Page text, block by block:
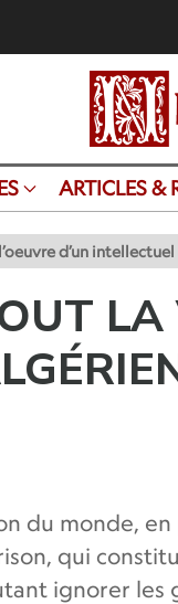
ARTICLES &
d’un
LA
du monde,
qui
ignorer